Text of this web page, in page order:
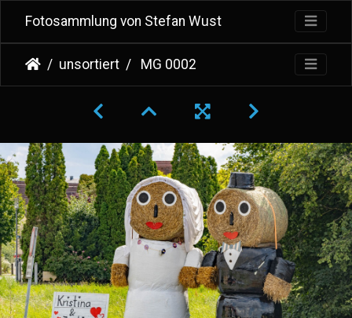
Fotosammlung von Stefan Wust
unsortiert MG 0002